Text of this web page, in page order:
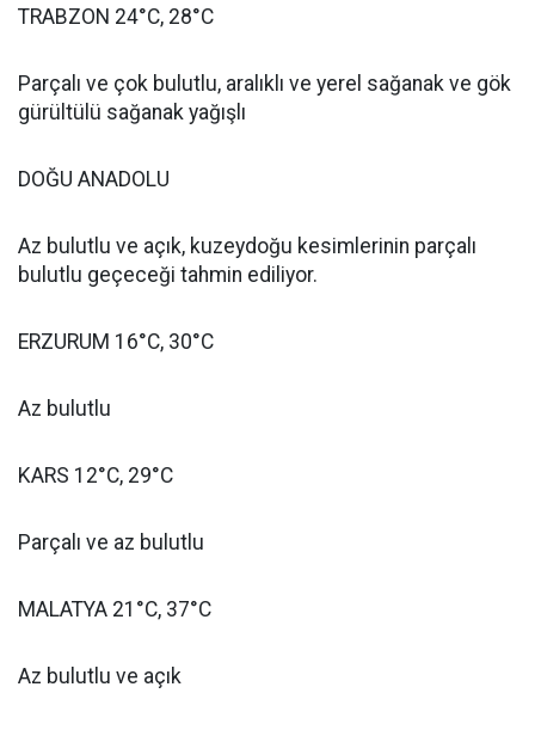
TRABZON 24°C, 28°C
Parçalı ve çok bulutlu, aralıklı ve yerel sağanak ve gök
gürültülü sağanak yağışlı
DOĞU ANADOLU
Az bulutlu ve açık, kuzeydoğu kesimlerinin parçalı
bulutlu geçeceği tahmin ediliyor.
ERZURUM 16°C, 30°C
Az bulutlu
KARS 12°C, 29°C
Parçalı ve az bulutlu
MALATYA 21°C, 37°C
Az bulutlu ve açık